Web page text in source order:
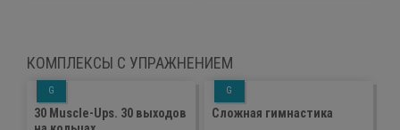
КОМПЛЕКСЫ С УПРАЖНЕНИЕМ
G
30 Muscle-Ups. 30 выходов
G
Сложная гимнастика